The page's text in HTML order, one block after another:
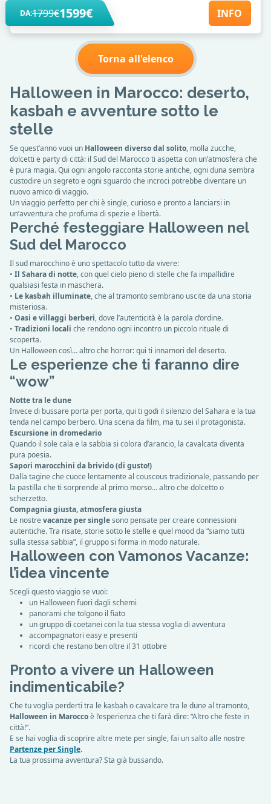
DA:1799€1599€ INFO
Torna all'elenco
Halloween in Marocco: deserto,
kasbah e avventure sotto le
stelle
Se quest’anno vuoi un Halloween diverso dal solito, molla zucche,
dolcetti e party di città: il Sud del Marocco ti aspetta con un’atmosfera che
è pura magia. Qui ogni angolo racconta storie antiche, ogni duna sembra
custodire un segreto e ogni sguardo che incroci potrebbe diventare un
nuovo amico di viaggio.
Un viaggio perfetto per chi è single, curioso e pronto a lanciarsi in
un’avventura che profuma di spezie e libertà.
Perché festeggiare Halloween nel
Sud del Marocco
Il sud marocchino è uno spettacolo tutto da vivere:
• Il Sahara di notte, con quel cielo pieno di stelle che fa impallidire
qualsiasi festa in maschera.
• Le kasbah illuminate, che al tramonto sembrano uscite da una storia
misteriosa.
• Oasi e villaggi berberi, dove l’autenticità è la parola d’ordine.
• Tradizioni locali che rendono ogni incontro un piccolo rituale di
scoperta.
Un Halloween così… altro che horror: qui ti innamori del deserto.
Le esperienze che ti faranno dire
“wow”
Notte tra le dune
Invece di bussare porta per porta, qui ti godi il silenzio del Sahara e la tua
tenda nel campo berbero. Una scena da film, ma tu sei il protagonista.
Escursione in dromedario
Quando il sole cala e la sabbia si colora d’arancio, la cavalcata diventa
pura poesia.
Sapori marocchini da brivido (di gusto!)
Dalla tagine che cuoce lentamente al couscous tradizionale, passando per
la pastilla che ti sorprende al primo morso… altro che dolcetto o
scherzetto.
Compagnia giusta, atmosfera giusta
Le nostrevacanze per singlesono pensate per creare connessioni
autentiche. Tra risate, storie sotto le stelle e quel mood da “siamo tutti
sulla stessa sabbia”, il gruppo si forma in modo naturale.
Halloween con Vamonos Vacanze:
l’idea vincente
Scegli questo viaggio se vuoi:
un Halloween fuori dagli schemi
panorami che tolgono il fiato
un gruppo di coetanei con la tua stessa voglia di avventura
accompagnatori easy e presenti
ricordi che restano ben oltre il 31 ottobre
Pronto a vivere un Halloween
indimenticabile?
Che tu voglia perderti tra le kasbah o cavalcare tra le dune al tramonto,
Halloween in Maroccoè l’esperienza che ti farà dire: “Altro che feste in
città!”.
E se hai voglia di scoprire altre mete per single, fai un salto alle nostre
Partenze per Single.
La tua prossima avventura? Sta già bussando.